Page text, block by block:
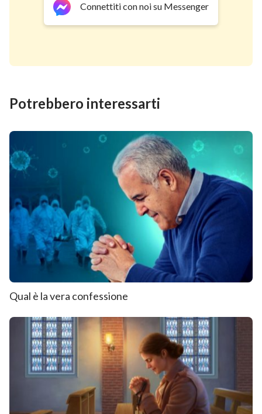
Connettiti con noi su Messenger
Potrebbero interessarti
Qual è la vera confessione